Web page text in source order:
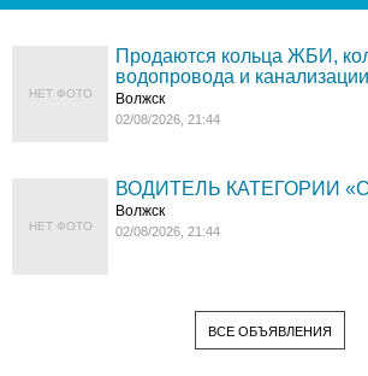
НЕТ ФОТО
Продаются кольца ЖБИ,
водопровода и
Волжск
02/08/2026, 21:44
НЕТ ФОТО
ВОДИТЕЛЬ КАТЕГОРИИ
Волжск
02/08/2026, 21:44
ВСЕ ОБЪЯВЛЕНИЯ